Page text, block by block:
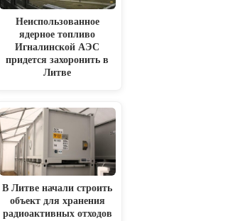
Неиспользованное
ядерное топливо
Игналинской АЭС
придется захоронить в
Литве
В Литве начали строить
объект для хранения
радиоактивных отходов